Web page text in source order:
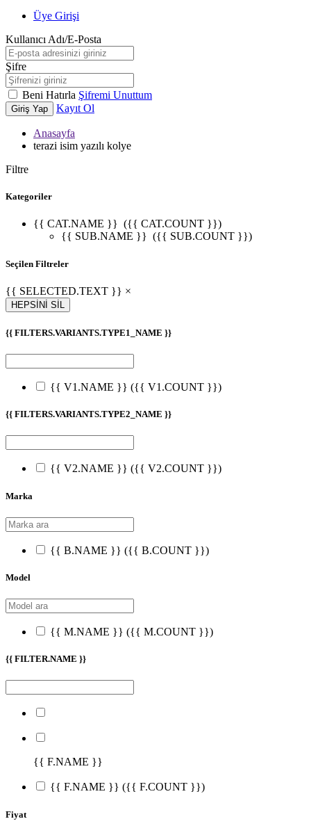
Üye Girişi
Kullanıcı Adı/E-Posta
Şifre
Beni Hatırla Şifremi Unuttum
Giriş Yap Kayıt Ol
Anasayfa
terazi isim yazılı kolye
Filtre
Kategoriler
{{ CAT.NAME }} ({{ CAT.COUNT }})
{{ SUB.NAME }} ({{ SUB.COUNT }})
Seçilen Filtreler
{{ SELECTED.TEXT }} ×
HEPSİNİ SİL
{{ FILTERS.VARIANTS.TYPE1_NAME }}
{{ V1.NAME }} ({{ V1.COUNT }})
{{ FILTERS.VARIANTS.TYPE2_NAME }}
{{ V2.NAME }} ({{ V2.COUNT }})
Marka
{{ B.NAME }} ({{ B.COUNT }})
Model
{{ M.NAME }} ({{ M.COUNT }})
{{ FILTER.NAME }}
{{ F.NAME }}
{{ F.NAME }} ({{ F.COUNT }})
Fiyat